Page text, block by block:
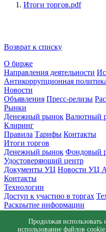
Итоги торгов.pdf
Возврат к списку
О бирже
Направления деятельности
Антикоррупционная
Новости
Объявления Пресс-релизы
Рынки
Денежный рынок Валютный
Клиринг
Правила Тарифы Контакты
Итоги торгов
Денежный рынок Фондовый
Удостоверяющий центр
Документы УЦ Новости УЦ
Контакты
Технологии
Доступ к участию в торгах
Раскрытие информации
Обращения Заявка в
Продолжая использовать
использование файлов